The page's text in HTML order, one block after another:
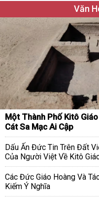
Văn
Một Thành Phố Kitô
Cát Sa Mạc Ai Cập
Dấu Ấn Đức Tin Trên Đất
Của Người Việt Về Kitô
Các Đức Giáo Hoàng Và
Kiếm Ý Nghĩa